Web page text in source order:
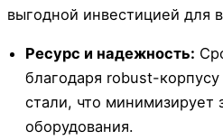
выгодной инвестицией для
Ресурс и надежность:
благодаря robust-корпусу
стали, что минимизирует
оборудования.